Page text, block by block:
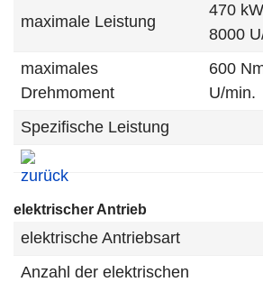
maximale Leistung
470
8000
maximales
Drehmoment
600
U/min.
Spezifische Leistung
elektrischer Antrieb
elektrische Antriebsart
Anzahl der elektrischen